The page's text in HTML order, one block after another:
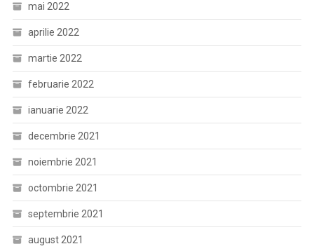
mai 2022
aprilie 2022
martie 2022
februarie 2022
ianuarie 2022
decembrie 2021
noiembrie 2021
octombrie 2021
septembrie 2021
august 2021